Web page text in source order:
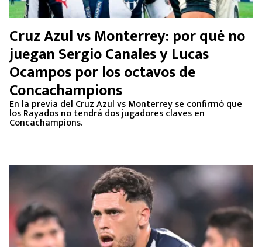
Cruz Azul vs Monterrey: por qué no
juegan Sergio Canales y Lucas
Ocampos por los octavos de
Concachampions
En la previa del Cruz Azul vs Monterrey se confirmó que
los Rayados no tendrá dos jugadores claves en
Concachampions.